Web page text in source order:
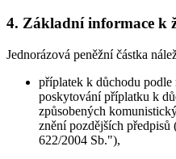
4. Základní informace k
Jednorázová peněžní částka
příplatek k důchodu
poskytování příplatku k
způsobených
znění pozdějších
622/2004 Sb."),